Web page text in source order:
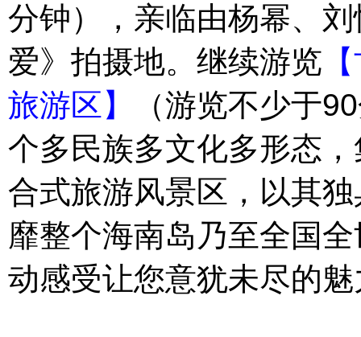
分钟），亲临由杨幂、
爱》拍摄地。继续游览
旅游区】
（游览不少于90
个多民族多文化多形态
合式旅游风景区，以其
靡整个海南岛乃至全国
动感受让您意犹未尽的